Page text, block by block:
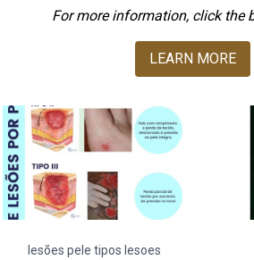
For more information, click the
LEARN MORE
lesões pele tipos lesoes